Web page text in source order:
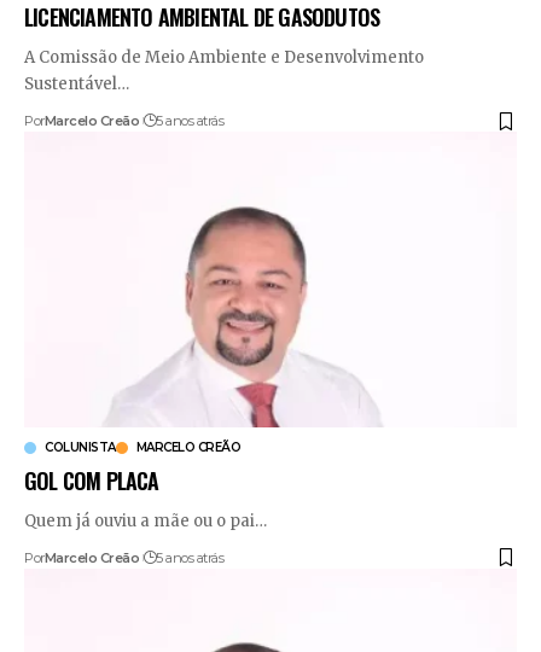
LICENCIAMENTO AMBIENTAL DE GASODUTOS
A Comissão de Meio Ambiente e Desenvolvimento
Sustentável…
PorMarcelo Creão 5 anos atrás
COLUNISTA MARCELO CREÃO
GOL COM PLACA
Quem já ouviu a mãe ou o pai…
PorMarcelo Creão 5 anos atrás